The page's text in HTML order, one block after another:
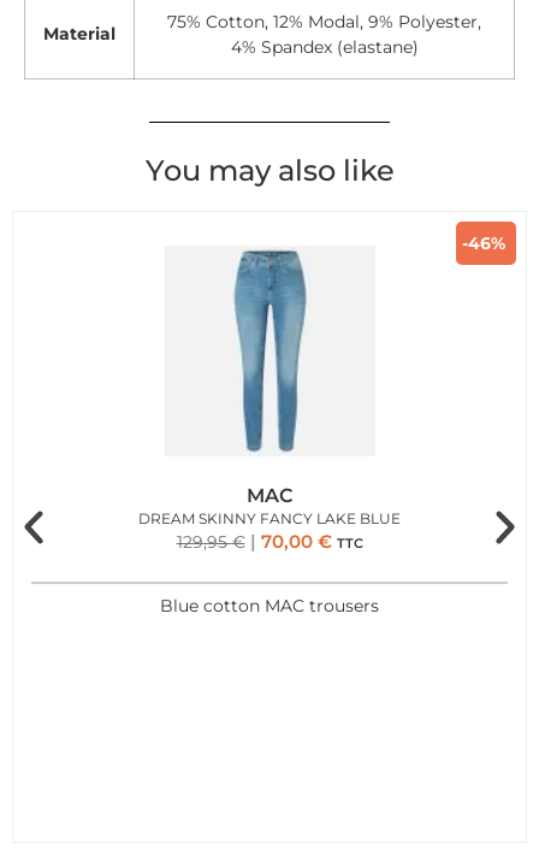
Material
75% Cotton, 12% Modal, 9% Polyester,
4% Spandex (elastane)
You may also like
-46%
MAC
DREAM SKINNY FANCY LAKE BLUE
129,95€ 70,00 € TTC
Blue cotton MAC trousers